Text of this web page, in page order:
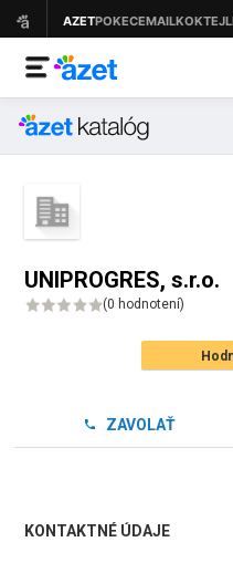
UNIPROGRES, s.r.o.
(0 hodnotení)
ZAVOLAŤ
KONTAKTNÉ ÚDAJE